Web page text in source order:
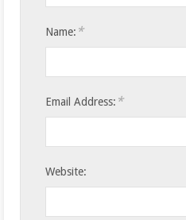
Name: *
Email Address: *
Website: